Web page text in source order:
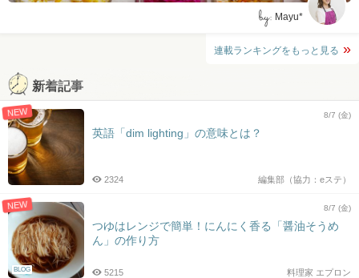
by: Mayu*
連載ランキングをもっと見る
新着記事
NEW 8/7 (金)
英語「dim lighting」の意味とは？
編集部（協力：eステ）
2324
NEW
BLOG
8/7 (金)
つゆはレンジで簡単！にんにく香る「醤油そうめ
ん」の作り方
料理家 エプロン
5215